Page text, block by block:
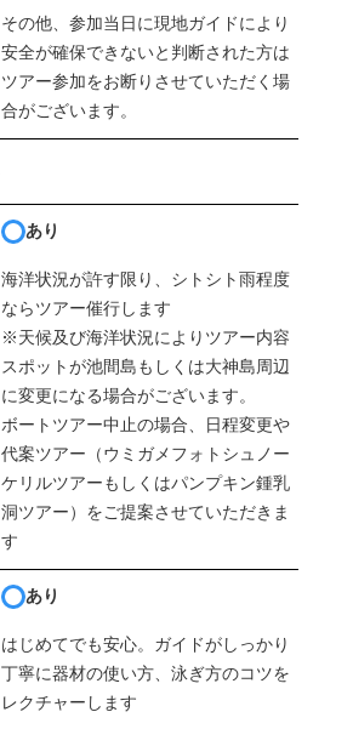
その他、参加当日に現地ガイドにより
安全が確保できないと判断された方は
ツアー参加をお断りさせていただく場
合がございます。
あり
海洋状況が許す限り、シトシト雨程度
ならツアー催行します
※天候及び海洋状況によりツアー内容
スポットが池間島もしくは大神島周辺
に変更になる場合がございます。
ボートツアー中止の場合、日程変更や
代案ツアー（ウミガメフォトシュノー
ケリルツアーもしくはパンプキン鍾乳
洞ツアー）をご提案させていただきま
す
あり
はじめてでも安心。ガイドがしっかり
丁寧に器材の使い方、泳ぎ方のコツを
レクチャーします